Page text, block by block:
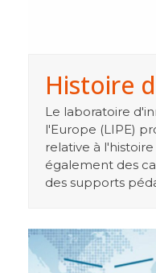
Histoire
Le laboratoire
l'Europe (LIPE)
relative à
également des
des supports